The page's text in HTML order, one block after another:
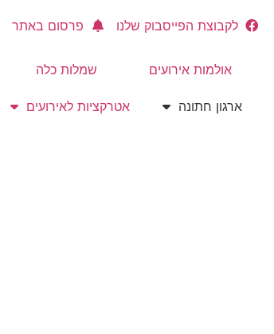
לקבוצת הפייסבוק שלנו פרסום באתר
אולמות אירועים שמלות כלה
ארגון חתונה אטרקציות לאירועים